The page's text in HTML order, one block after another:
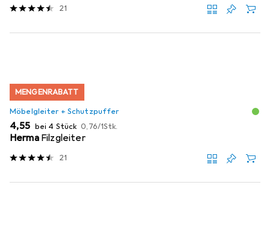
21
MENGENRABATT
Möbelgleiter + Schutzpuffer
EUR
4,55 bei 4 Stück EUR
0,76/1Stk.
Herma Filzgleiter
21